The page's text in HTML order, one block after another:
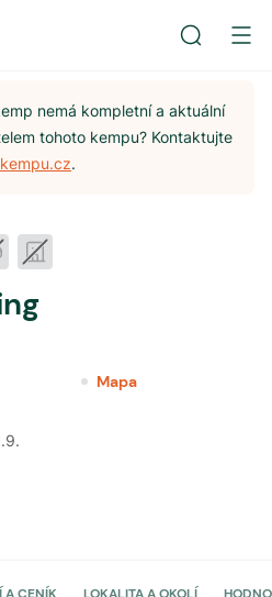
nemá kompletní a aktuální
tohoto kempu? Kontaktujte
.
Mapa